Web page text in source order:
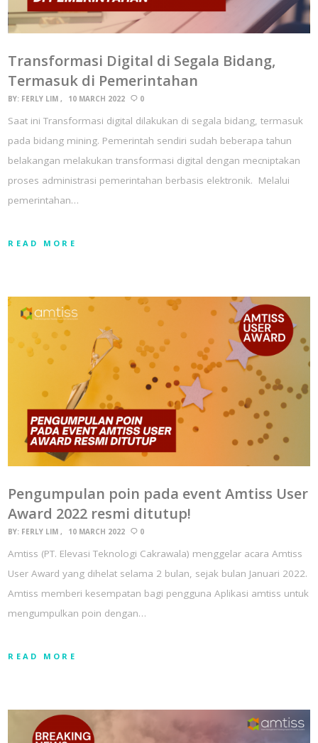
Transformasi Digital di Segala Bidang,
Termasuk di Pemerintahan
BY: FERLY LIM 10 MARCH 2022 0
Saat ini Transformasi digital dilakukan di segala bidang, termasuk
pada bidang mining. Pemerintah sendiri sudah beberapa tahun
belakangan melakukan transformasi digital dengan mecniptakan
proses administrasi pemerintahan berbasis elektronik. Melalui
pemerintahan…
READ MORE
Pengumpulan poin pada event Amtiss User
Award 2022 resmi ditutup!
BY: FERLY LIM 10 MARCH 2022 0
Amtiss (PT. Elevasi Teknologi Cakrawala) menggelar acara Amtiss
User Award yang dihelat selama 2 bulan, sejak bulan Januari 2022.
Amtiss memberi kesempatan bagi pengguna Aplikasi amtiss untuk
mengumpulkan poin dengan…
READ MORE